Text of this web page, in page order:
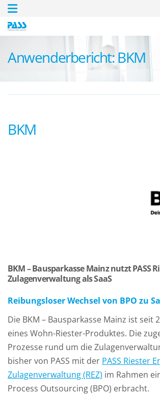
Anwenderbericht: BKM
BKM
BKM – Bausparkasse Mainz nutzt PASS
Zulagenverwaltung als SaaS
Reibungsloser Wechsel von BPO zu
Die BKM – Bausparkasse Mainz ist seit
eines Wohn-Riester-Produktes. Die
Prozesse rund um die
bisher von PASS mit der PASS Riester
Zulagenverwaltung (REZ) im Rahmen
Process Outsourcing (BPO) erbracht.